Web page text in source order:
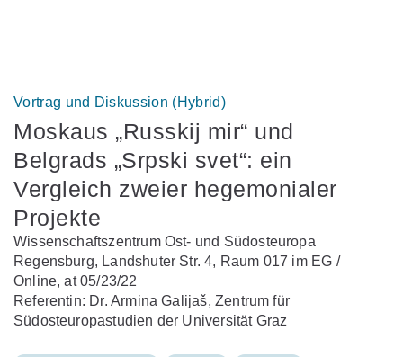
Vortrag und Diskussion (Hybrid)
Moskaus „Russkij mir“ und
Belgrads „Srpski svet“: ein
Vergleich zweier hegemonialer
Projekte
Wissenschaftszentrum Ost- und Südosteuropa
Regensburg, Landshuter Str. 4, Raum 017 im EG /
Online, at 05/23/22
Referentin: Dr. Armina Galijaš, Zentrum für
Südosteuropastudien der Universität Graz